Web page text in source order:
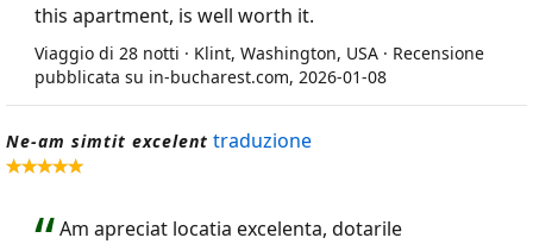
this apartment, is well worth it.
Viaggio di 28 notti · Klint, Washington, USA · Recensione
pubblicata su in-bucharest.com, 2026-01-08
Ne-am simtit excelent traduzione
Am apreciat locatia excelenta, dotarile